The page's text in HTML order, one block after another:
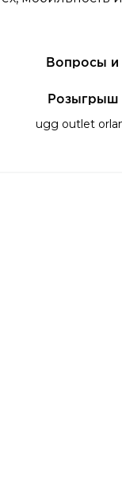
Вопросы и
Розыгрыш
ugg outlet